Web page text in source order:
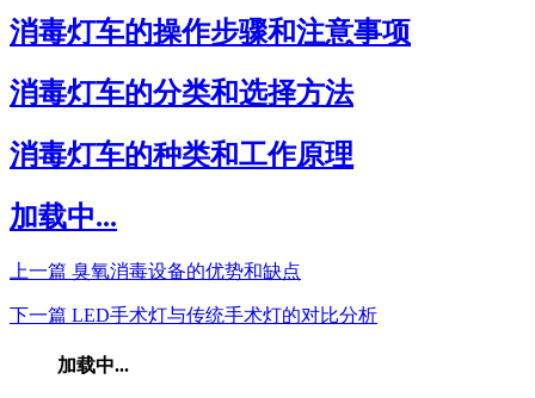
消毒灯车的操作步骤和注意事项
消毒灯车的分类和选择方法
消毒灯车的种类和工作原理
加载中...
上一篇 臭氧消毒设备的优势和缺点
下一篇 LED手术灯与传统手术灯的对比分析
加载中...